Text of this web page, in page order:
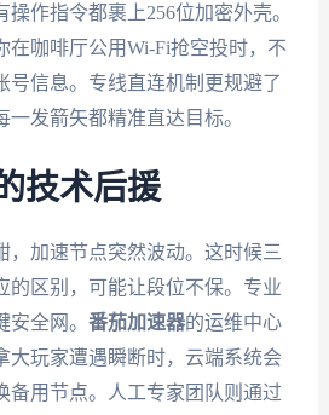
作指令都裹上256位加密外壳。
在咖啡厅公用Wi-Fi抢空投时，不
号信息。专线直连机制更规避了
发箭矢都精准直达目标。
技术后援
，加速节点突然波动。这时候三
的区别，可能让段位不保。专业
全网。 番茄加速器的运维中心
大玩家遭遇瞬断时，云端系统会
备用节点。人工专家团队则通过